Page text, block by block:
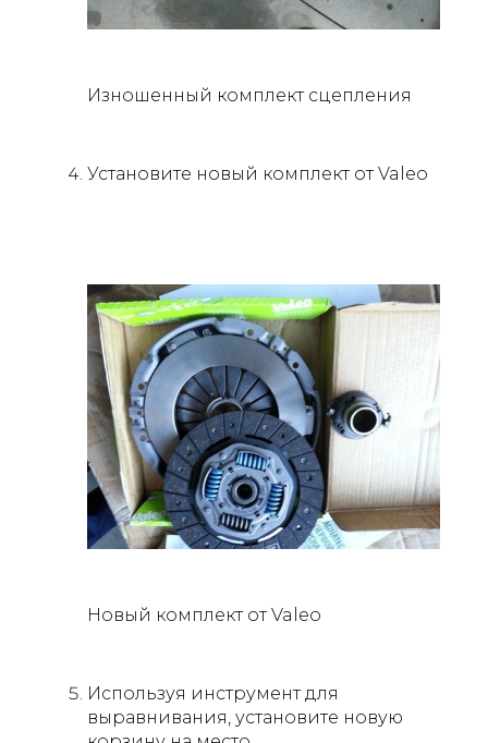
Изношенный комплект сцепления
Установите новый комплект от Valeo
Новый комплект от Valeo
Используя инструмент для
выравнивания, установите новую